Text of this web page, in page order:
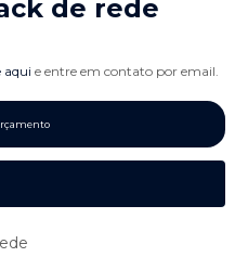
de rede
aqui e entre em contato por email.